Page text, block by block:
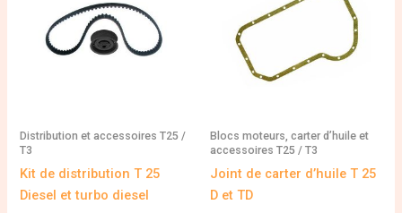
Distribution et accessoires T25 /
T3
Kit de distribution T 25
Diesel et turbo diesel
Blocs moteurs, carter d’huile et
accessoires T25 / T3
Joint de carter d’huile T 25
D et TD